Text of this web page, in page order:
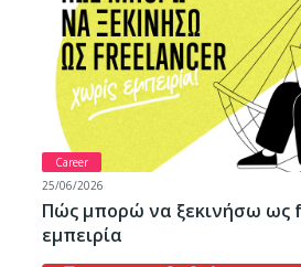
Career
25/06/2026
Πώς μπορώ να ξεκινήσω ως
εμπειρία